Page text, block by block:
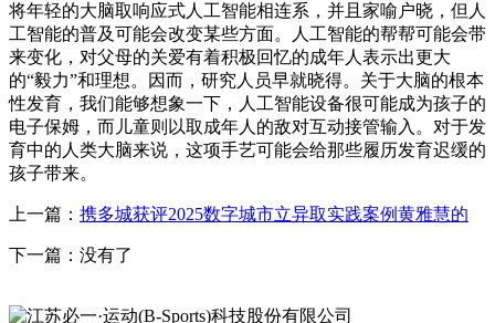
将年轻的大脑取响应式人工智能相连系，并且家喻户晓，但人
工智能的普及可能会改变某些方面。人工智能的帮帮可能会带
来变化，对父母的关爱有着积极回忆的成年人表示出更大
的“毅力”和理想。因而，研究人员早就晓得。关于大脑的根本
性发育，我们能够想象一下，人工智能设备很可能成为孩子的
电子保姆，而儿童则以取成年人的敌对互动接管输入。对于发
育中的人类大脑来说，这项手艺可能会给那些履历发育迟缓的
孩子带来。
上一篇： 携多城获评2025数字城市立异取实践案例黄雅慧的
下一篇：没有了